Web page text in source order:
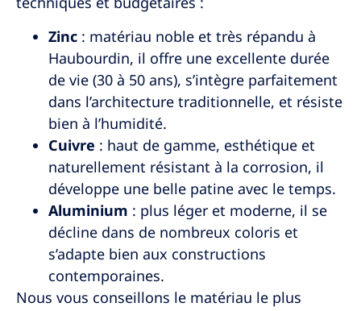
Zinc : matériau noble et très répandu à
Haubourdin, il offre une excellente durée
de vie (30 à 50 ans), s’intègre parfaitement
dans l’architecture traditionnelle, et résiste
bien à l’humidité.
Cuivre : haut de gamme, esthétique et
naturellement résistant à la corrosion, il
développe une belle patine avec le temps.
Aluminium : plus léger et moderne, il se
décline dans de nombreux coloris et
s’adapte bien aux constructions
contemporaines.
Nous vous conseillons le matériau le plus